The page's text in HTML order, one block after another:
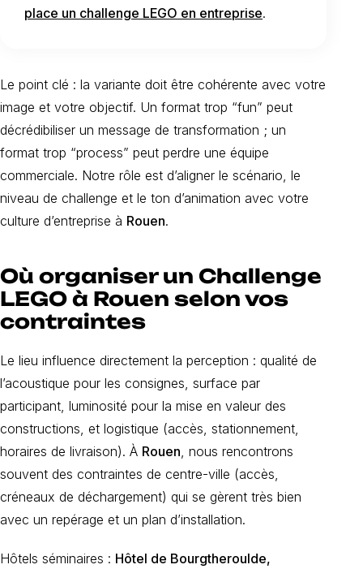
place un challenge LEGO en entreprise.
Le point clé : la variante doit être cohérente avec votre
image et votre objectif. Un format trop “fun” peut
décrédibiliser un message de transformation ; un
format trop “process” peut perdre une équipe
commerciale. Notre rôle est d’aligner le scénario, le
niveau de challenge et le ton d’animation avec votre
culture d’entreprise à Rouen.
Où organiser un Challenge
LEGO à Rouen selon vos
contraintes
Le lieu influence directement la perception : qualité de
l’acoustique pour les consignes, surface par
participant, luminosité pour la mise en valeur des
constructions, et logistique (accès, stationnement,
horaires de livraison). À Rouen , nous rencontrons
souvent des contraintes de centre-ville (accès,
créneaux de déchargement) qui se gèrent très bien
avec un repérage et un plan d’installation.
Hôtels séminaires : Hôtel de Bourgtheroulde,